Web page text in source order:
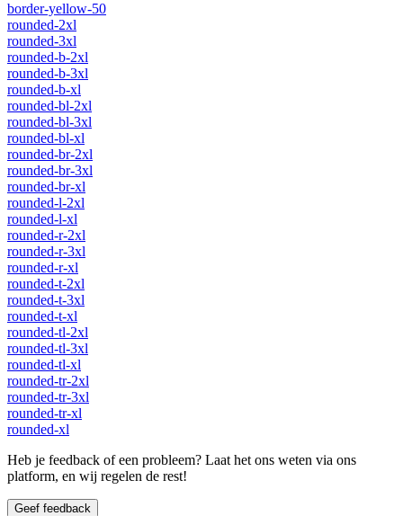
border-yellow-50
rounded-2xl
rounded-3xl
rounded-b-2xl
rounded-b-3xl
rounded-b-xl
rounded-bl-2xl
rounded-bl-3xl
rounded-bl-xl
rounded-br-2xl
rounded-br-3xl
rounded-br-xl
rounded-l-2xl
rounded-l-xl
rounded-r-2xl
rounded-r-3xl
rounded-r-xl
rounded-t-2xl
rounded-t-3xl
rounded-t-xl
rounded-tl-2xl
rounded-tl-3xl
rounded-tl-xl
rounded-tr-2xl
rounded-tr-3xl
rounded-tr-xl
rounded-xl
Heb je feedback of een probleem? Laat het ons weten via ons
platform, en wij regelen de rest!
Geef feedback